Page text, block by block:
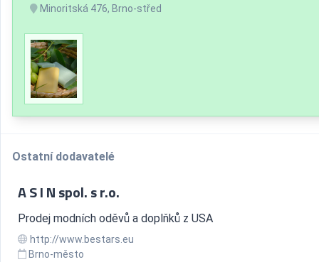
Minoritská 476, Brno-střed
Ostatní dodavatelé
A S I N spol. s r.o.
Prodej modních oděvů a doplňků z USA
http://www.bestars.eu
Brno-město